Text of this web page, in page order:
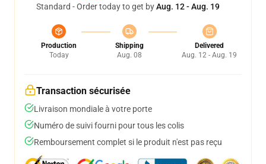
Standard - Order today to get byAug. 12 - Aug. 19
Production
Today
Shipping
Aug. 08
Delivered
Aug. 12 - Aug. 19
Transaction sécurisée
Livraison mondiale à votre porte
Numéro de suivi fourni pour tous les colis
Remboursement complet si le produit n'est pas reçu